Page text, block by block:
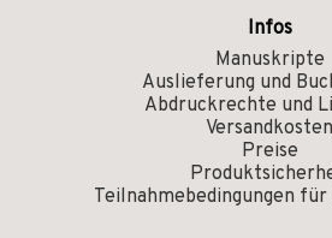
Infos
Manuskripte
Auslieferung und
Abdruckrechte und
Versandkosten
Preise
Teilnahmebedingungen für